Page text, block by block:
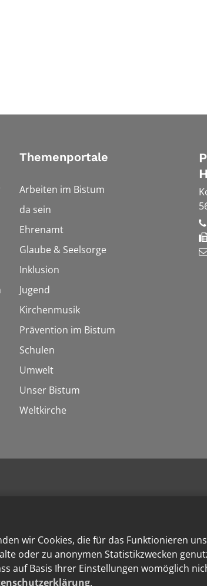
wir Cookies, die für das Funktionieren
oder zu anonymen Statistikzwecken
auf Basis Ihrer Einstellungen womöglich
.
Themenportale
Arbeiten im Bistum
da sein
Ehrenamt
Glaube & Seelsorge
Inklusion
Jugend
Kirchenmusik
Prävention im Bistum
Schulen
Umwelt
Unser Bistum
Weltkirche